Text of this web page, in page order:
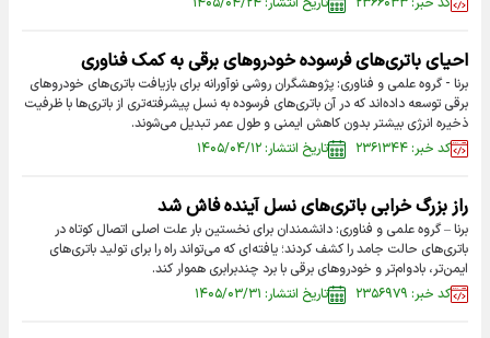
احیای باتری‌های فرسوده خودرو‌های برقی به کمک فناوری
برنا - گروه علمی و فناوری: پژوهشگران روشی نوآورانه برای بازیافت باتری‌های خودرو‌های
برقی توسعه داده‌اند که در آن باتری‌های فرسوده به نسل پیشرفته‌تری از باتری‌ها با ظرفیت
ذخیره انرژی بیشتر بدون کاهش ایمنی و طول عمر تبدیل می‌شوند.
کد خبر: ۲۳۶۱۳۴۴
تاریخ انتشار: ۱۴۰۵/۰۴/۱۲
راز بزرگ خرابی باتری‌های نسل آینده فاش شد
برنا – گروه علمی و فناوری: دانشمندان برای نخستین بار علت اصلی اتصال کوتاه در
باتری‌های حالت جامد را کشف کردند؛ یافته‌ای که می‌تواند راه را برای تولید باتری‌های
ایمن‌تر، بادوام‌تر و خودرو‌های برقی با برد چندبرابری هموار کند.
کد خبر: ۲۳۵۶۹۷۹
تاریخ انتشار: ۱۴۰۵/۰۳/۳۱